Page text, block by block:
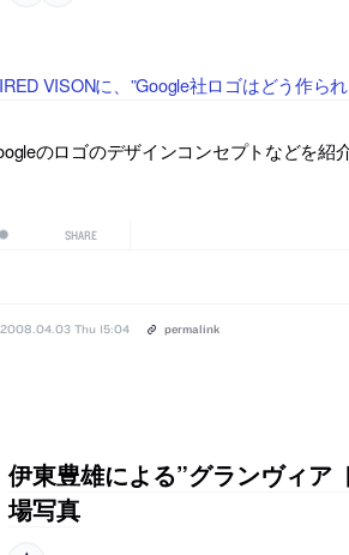
VISONに、”Google社ロゴはどう作ら
のロゴのデザインコンセプトなどを紹
SHARE
2008.04.03 Thu 15:04 permalink
伊東豊雄による”グランヴィア
場写真